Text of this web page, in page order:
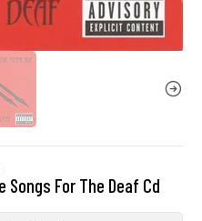
Songs For The Deaf Cd